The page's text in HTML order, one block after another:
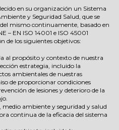
en su organización un Sistema
y Seguridad Salud, que se
mismo continuamente, basado en
– EN ISO 14001 e ISO 45001
de los siguientes objetivos:
al propósito y contexto de nuestra
estrategia, incluido la
ambientales de nuestras
de proporcionar condiciones
de lesiones y deterioro de la
medio ambiente y seguridad y salud
continua de la eficacia del sistema